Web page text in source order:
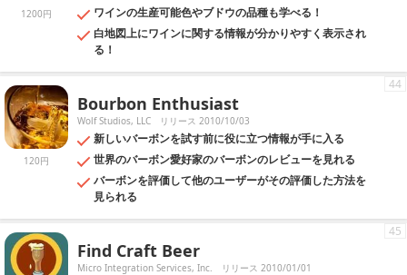
1200円
ワインの生産可能色やブドウの品種も学べる！
白地図上にワインに関する情報が分かりやすく表示され
る！
120円
Bourbon Enthusiast
Wolf Studios, LLC リリース 2010/10/03
新しいバーボンを試す前に役に立つ情報が手に入る
世界のバーボン愛好家のバーボンのレビューを見れる
バーボンを評価して他のユーザーがその評価した方法を
見られる
44
Find Craft Beer
Micro Integration Services, Inc. リリース 2010/01/01
45